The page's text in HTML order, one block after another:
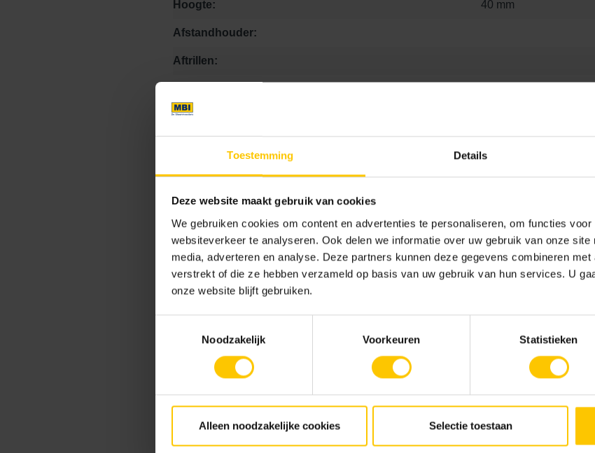
Toestemming Details
Deze website maakt gebruik van cookies
We gebruiken cookies om content en advertenties te personaliseren, om functies
websiteverkeer te analyseren. Ook delen we informatie over uw gebruik van onze
media, adverteren en analyse. Deze partners kunnen deze gegevens combineren
verstrekt of die ze hebben verzameld op basis van uw gebruik van hun services. U
onze website blijft gebruiken.
Noodzakelijk
Voorkeuren Statistieken
Alleen noodzakelijke cookies Selectie toestaan
Hoogte: 40 mm
Afstandhouder:
Aftrillen:
Footcomfort:
Kalkuitbloei:
Kleurvastheid:
Krasvastheid:
Matheid:
Onderhoudsvriendelijk:
Vlekbestendigheid:
bestraten